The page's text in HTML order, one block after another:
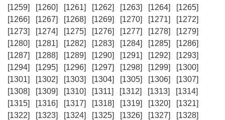
[1259]
[1260] [1261] [1262] [1263] [1264]
[1265]
[1266]
[1267] [1268] [1269] [1270] [1271]
[1272]
[1273]
[1274] [1275] [1276] [1277] [1278]
[1279]
[1280]
[1281] [1282] [1283] [1284] [1285]
[1286]
[1287]
[1288] [1289] [1290] [1291] [1292]
[1293]
[1294]
[1295] [1296] [1297] [1298] [1299]
[1300]
[1301]
[1302] [1303] [1304] [1305] [1306]
[1307]
[1308]
[1309] [1310] [1311] [1312] [1313]
[1314]
[1315]
[1316] [1317] [1318] [1319] [1320]
[1321]
[1322]
[1323] [1324] [1325] [1326] [1327]
[1328]